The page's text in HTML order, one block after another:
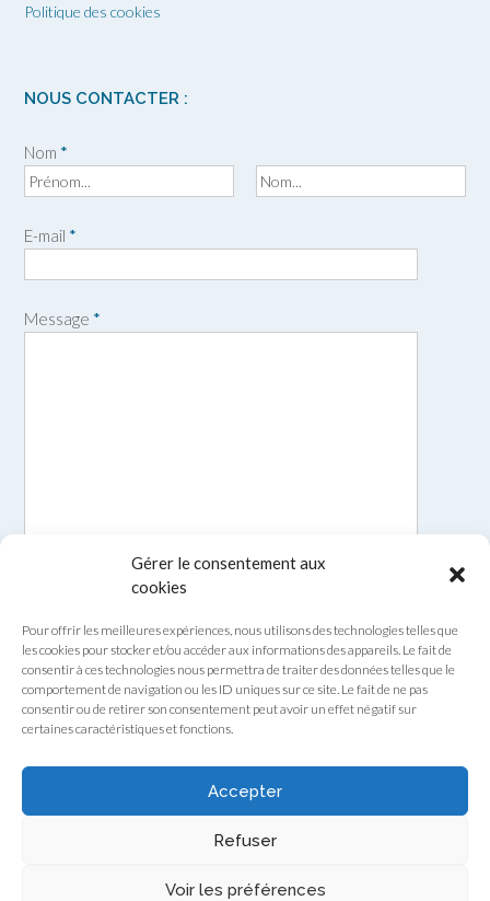
Gérer le consentement aux
cookies
Pour offrir les meilleures expériences, nous utilisons des technologies telles que
les cookies pour stocker et/ou accéder aux informations des appareils. Le fait de
consentir à ces technologies nous permettra de traiter des données telles que le
comportement de navigation ou les ID uniques sur ce site. Le fait de ne pas
consentir ou de retirer son consentement peut avoir un effet négatif sur
certaines caractéristiques et fonctions.
Accepter
Refuser
Voir les préférences
Politique des cookies
NOUS CONTACTER :
Nom *
é
E-mail *
Message *
Theme by Out the Box